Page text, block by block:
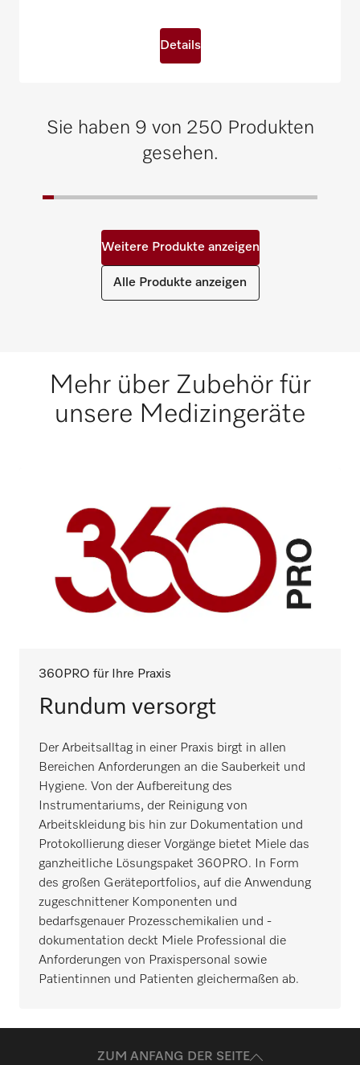
Details
Sie haben 9 von 250 Produkten
gesehen.
Weitere Produkte anzeigen
Alle Produkte anzeigen
Mehr über Zubehör für
unsere Medizingeräte
360PRO für Ihre Praxis
Rundum versorgt
Der Arbeitsalltag in einer Praxis birgt in allen
Bereichen Anforderungen an die Sauberkeit und
Hygiene. Von der Aufbereitung des
Instrumentariums, der Reinigung von
Arbeitskleidung bis hin zur Dokumentation und
Protokollierung dieser Vorgänge bietet Miele das
ganzheitliche Lösungspaket 360PRO. In Form
des großen Geräteportfolios, auf die Anwendung
zugeschnittener Komponenten und
bedarfsgenauer Prozesschemikalien und -
dokumentation deckt Miele Professional die
Anforderungen von Praxispersonal sowie
Patientinnen und Patienten gleichermaßen ab.
ZUM ANFANG DER SEITE